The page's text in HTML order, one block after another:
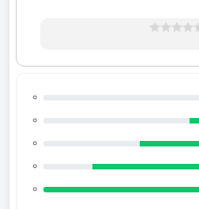
0
0
0
0
0